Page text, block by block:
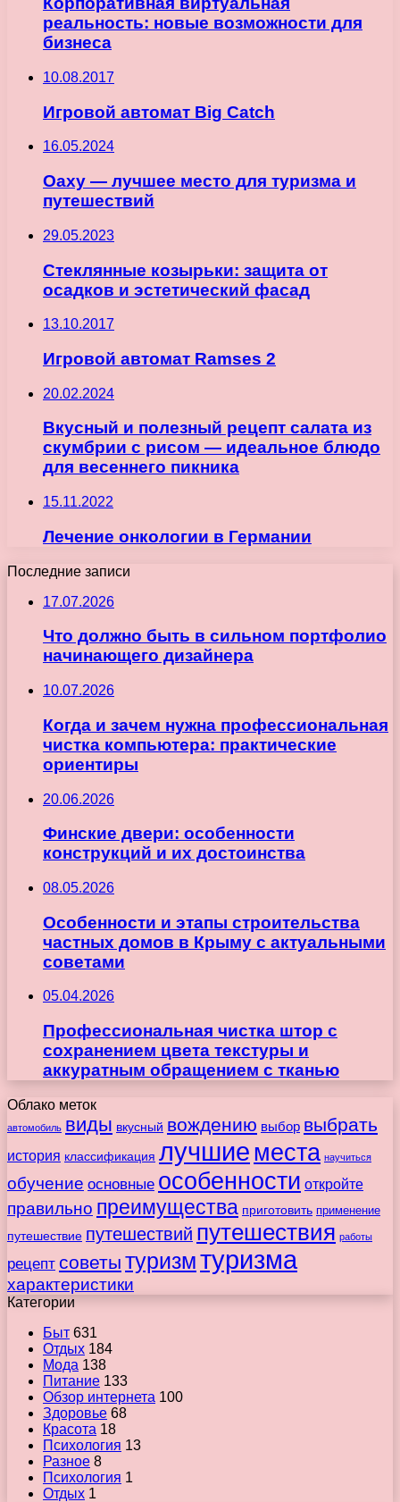
реальность: новые возможности для
бизнеса
10.08.2017
Игровой автомат Big Catch
16.05.2024
Оаху — лучшее место для туризма и
путешествий
29.05.2023
Стеклянные козырьки: защита от
осадков и эстетический фасад
13.10.2017
Игровой автомат Ramses 2
20.02.2024
Вкусный и полезный рецепт салата из
скумбрии с рисом — идеальное блюдо
для весеннего пикника
15.11.2022
Лечение онкологии в Германии
Последние записи
17.07.2026
Что должно быть в сильном портфолио
начинающего дизайнера
10.07.2026
Когда и зачем нужна профессиональная
чистка компьютера: практические
ориентиры
20.06.2026
Финские двери: особенности
конструкций и их достоинства
08.05.2026
Особенности и этапы строительства
частных домов в Крыму с актуальными
советами
05.04.2026
Профессиональная чистка штор с
сохранением цвета текстуры и
аккуратным обращением с тканью
Облако меток
автомобиль виды вкусный вождению выбор выбрать
история классификация лучшиеместа научиться
обучение основные особенности откройте
правильно преимущества приготовить применение
путешествие путешествий путешествия работы
рецепт советы туризмтуризма
характеристики
Категории
Быт 631
Отдых 184
Мода 138
Питание 133
Обзор интернета 100
Здоровье 68
Красота 18
Психология 13
Разное 8
Психология 1
Отдых 1